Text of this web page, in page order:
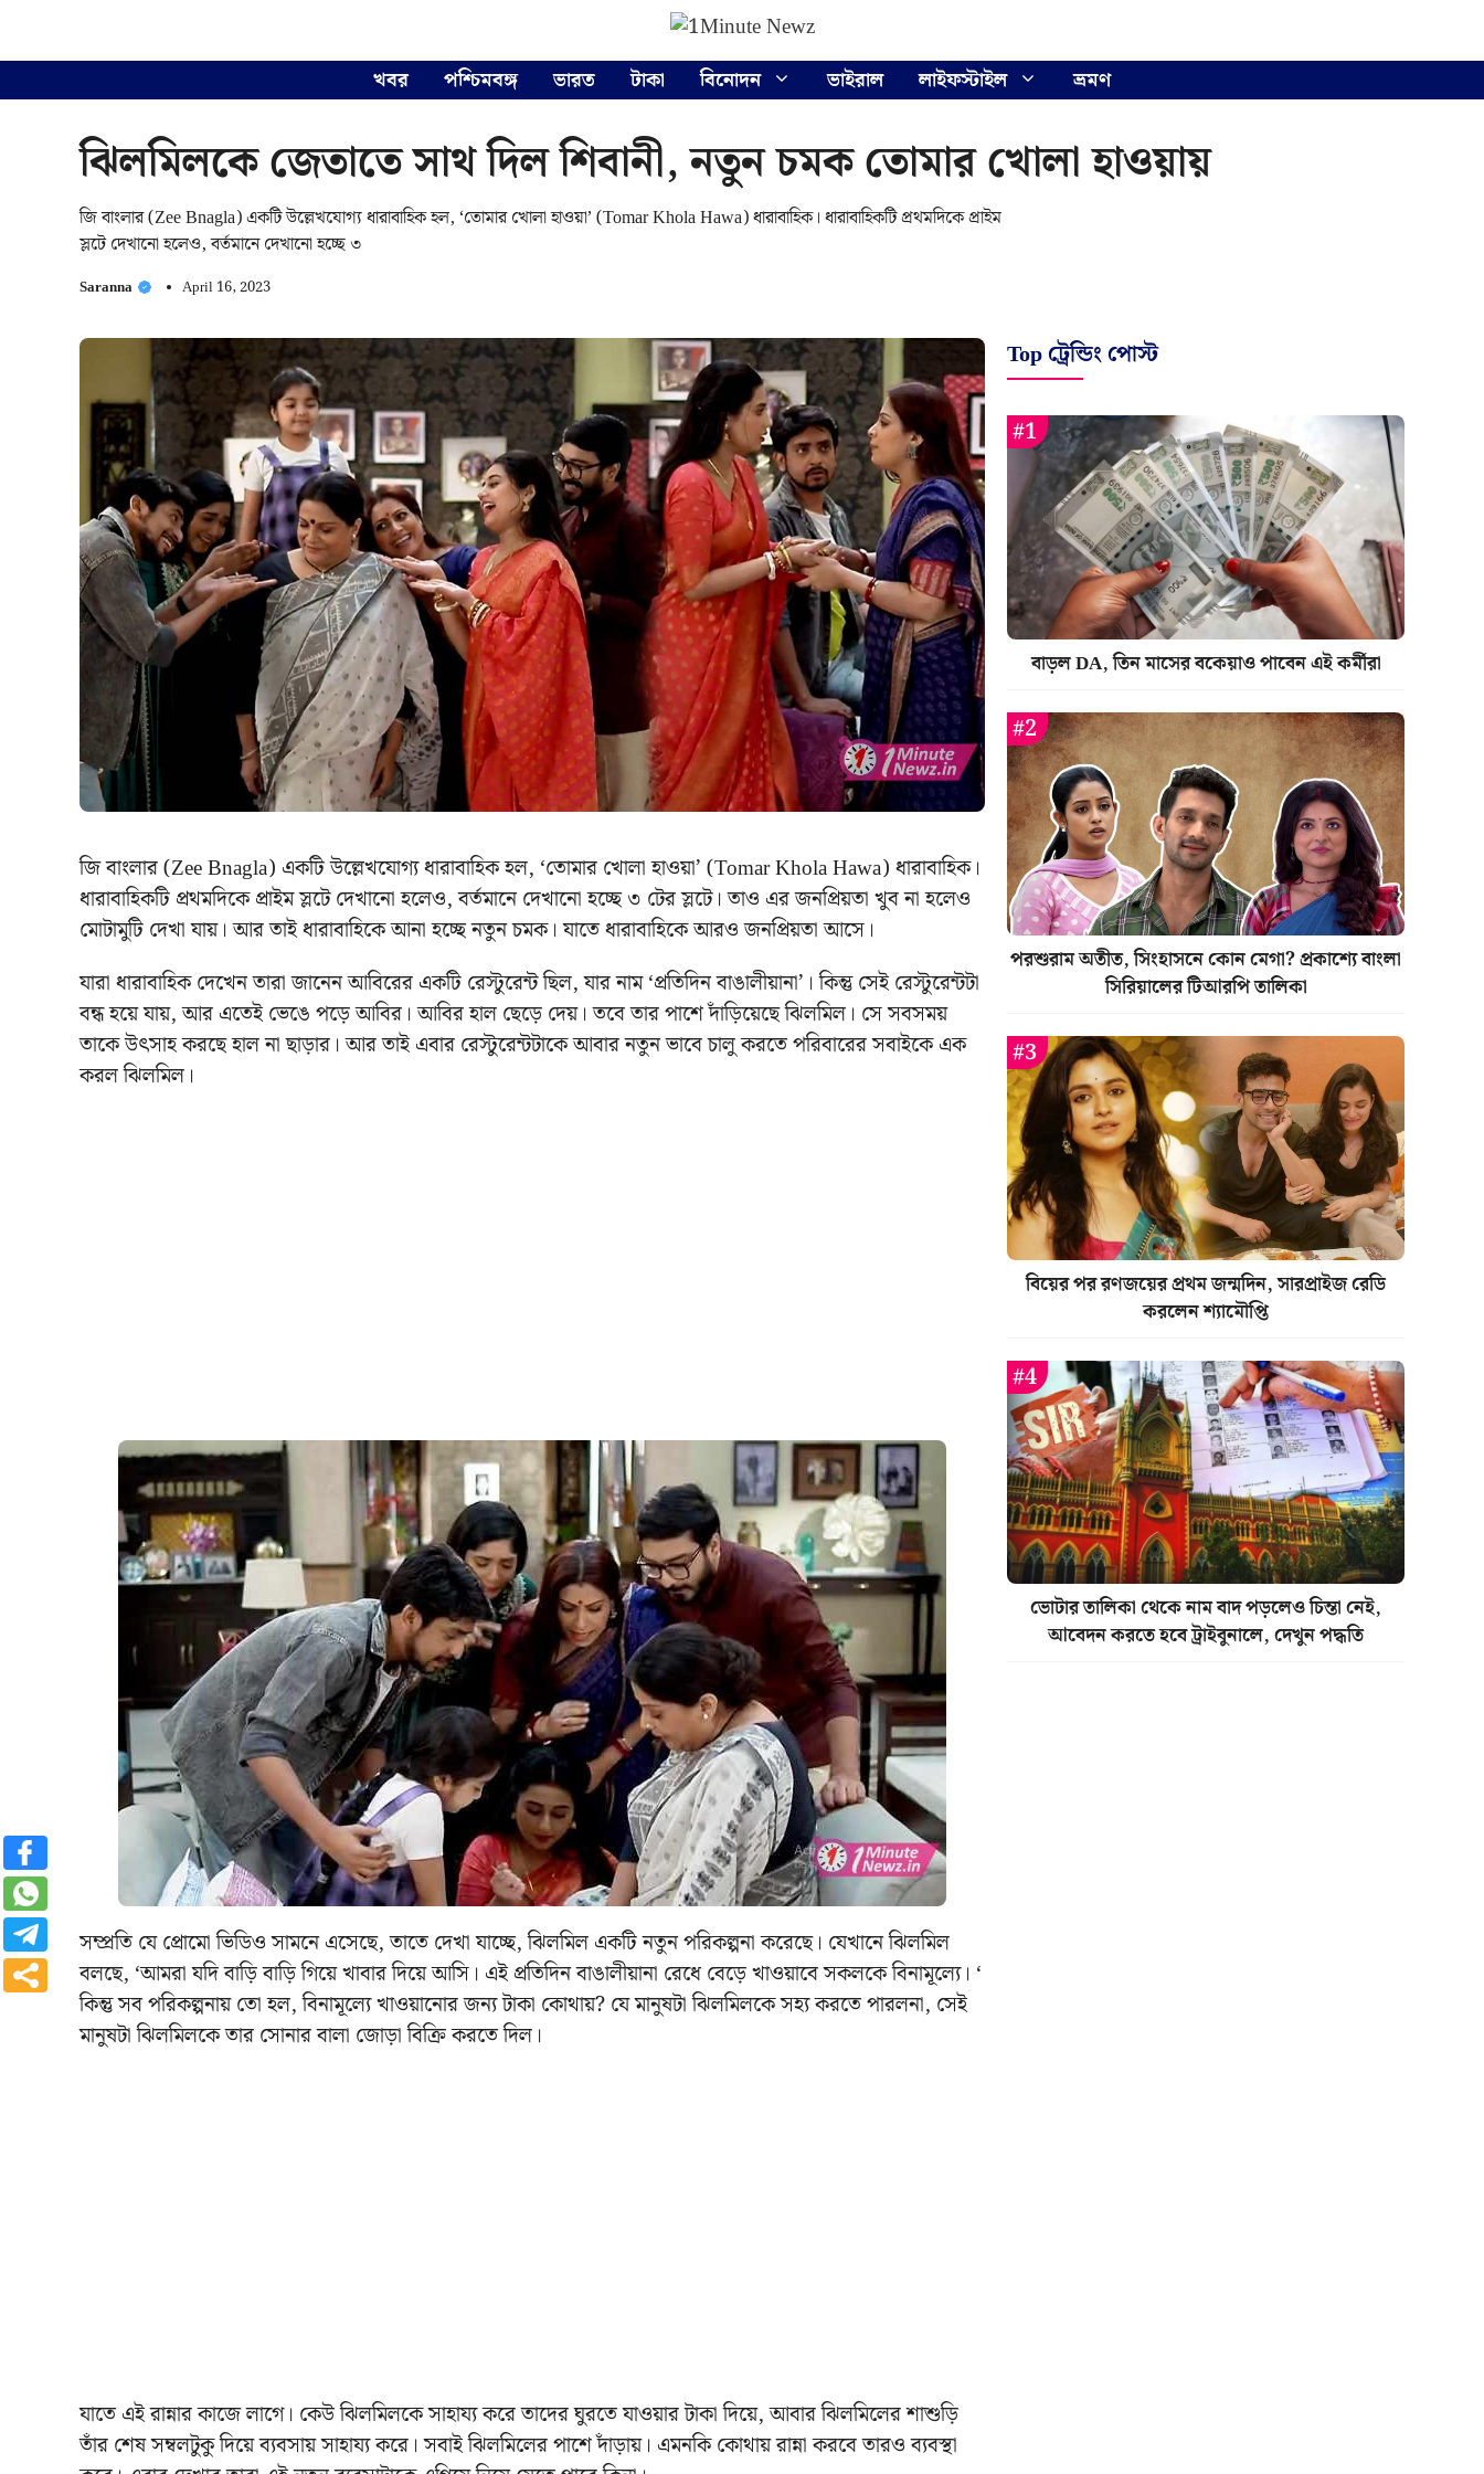
খবর পশ্চিমবঙ্গ ভারত টাকা বিনোদন ভাইরাল লাইফস্টাইল ভ্রমণ
ঝিলমিলকে জেতাতে সাথ দিল শিবানী, নতুন চমক তোমার খোলা হাওয়ায়
জি বাংলার (Zee Bnagla) একটি উল্লেখযোগ্য ধারাবাহিক হল, ‘তোমার খোলা হাওয়া’ (Tomar Khola Hawa) ধারাবাহিক। ধারাবাহিকটি প্রথমদিকে প্রাইম
স্লটে দেখানো হলেও, বর্তমানে দেখানো হচ্ছে ৩
Saranna April 16, 2023
জি বাংলার (Zee Bnagla) একটি উল্লেখযোগ্য ধারাবাহিক হল, ‘তোমার খোলা হাওয়া’ (Tomar Khola Hawa) ধারাবাহিক।
ধারাবাহিকটি প্রথমদিকে প্রাইম স্লটে দেখানো হলেও, বর্তমানে দেখানো হচ্ছে ৩ টের স্লটে। তাও এর জনপ্রিয়তা খুব না হলেও
মোটামুটি দেখা যায়। আর তাই ধারাবাহিকে আনা হচ্ছে নতুন চমক। যাতে ধারাবাহিকে আরও জনপ্রিয়তা আসে।
যারা ধারাবাহিক দেখেন তারা জানেন আবিরের একটি রেস্টুরেন্ট ছিল, যার নাম ‘প্রতিদিন বাঙালীয়ানা’। কিন্তু সেই রেস্টুরেন্টটা
বন্ধ হয়ে যায়, আর এতেই ভেঙে পড়ে আবির। আবির হাল ছেড়ে দেয়। তবে তার পাশে দাঁড়িয়েছে ঝিলমিল। সে সবসময়
তাকে উৎসাহ করছে হাল না ছাড়ার। আর তাই এবার রেস্টুরেন্টটাকে আবার নতুন ভাবে চালু করতে পরিবারের সবাইকে এক
করল ঝিলমিল।
সম্প্রতি যে প্রোমো ভিডিও সামনে এসেছে, তাতে দেখা যাচ্ছে, ঝিলমিল একটি নতুন পরিকল্পনা করেছে। যেখানে ঝিলমিল
বলছে, ‘আমরা যদি বাড়ি বাড়ি গিয়ে খাবার দিয়ে আসি। এই প্রতিদিন বাঙালীয়ানা রেধে বেড়ে খাওয়াবে সকলকে বিনামূল্যে। ‘
কিন্তু সব পরিকল্পনায় তো হল, বিনামূল্যে খাওয়ানোর জন্য টাকা কোথায়? যে মানুষটা ঝিলমিলকে সহ্য করতে পারলনা, সেই
মানুষটা ঝিলমিলকে তার সোনার বালা জোড়া বিক্রি করতে দিল।
যাতে এই রান্নার কাজে লাগে। কেউ ঝিলমিলকে সাহায্য করে তাদের ঘুরতে যাওয়ার টাকা দিয়ে, আবার ঝিলমিলের শাশুড়ি
তাঁর শেষ সম্বলটুকু দিয়ে ব্যবসায় সাহায্য করে। সবাই ঝিলমিলের পাশে দাঁড়ায়। এমনকি কোথায় রান্না করবে তারও ব্যবস্থা
Top ট্রেন্ডিং পোস্ট
বাড়ল DA, তিন মাসের বকেয়াও পাবেন এই কর্মীরা
পরশুরাম অতীত, সিংহাসনে কোন মেগা? প্রকাশ্যে বাংলা
সিরিয়ালের টিআরপি তালিকা
বিয়ের পর রণজয়ের প্রথম জন্মদিন, সারপ্রাইজ রেডি
করলেন শ্যামৌপ্তি
ভোটার তালিকা থেকে নাম বাদ পড়লেও চিন্তা নেই,
আবেদন করতে হবে ট্রাইবুনালে, দেখুন পদ্ধতি